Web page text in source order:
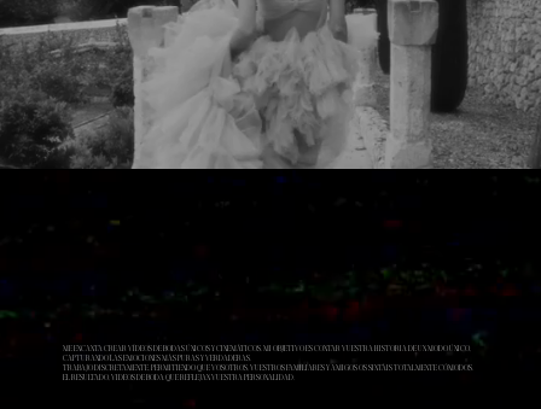
ME ENCANTA CREAR VÍDEOS DE BODAS ÚNICOS Y CINEMÁTICOS. MI OBJETIVO ES CONTAR VUESTRA HISTORIA DE UN MODO ÚNICO,
CAPTURANDO LAS EMOCIONES MÁS PURAS Y VERDADERAS.
TRABAJO DISCRETAMENTE, PERMITIENDO QUE VOSOTROS, VUESTROS FAMILIARES Y AMIGOS OS SINTÁISTOTALMENTE CÓMODOS.
EL RESULTADO, VIDEOS DE BODA QUE REFLEJAN VUESTRA PERSONALIDAD.